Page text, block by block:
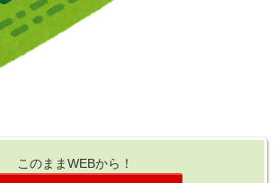
このままWEBから！